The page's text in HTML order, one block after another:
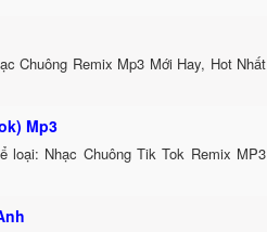
Chuông Remix Mp3 Mới Hay, Hot Nhất
Mp3
loại: Nhạc Chuông Tik Tok Remix MP3